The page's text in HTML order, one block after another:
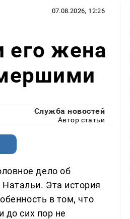
07.08.2026, 12:26
жена
Служба новостей
Автор статьи
дело об
Эта история
в том, что
до сих пор не